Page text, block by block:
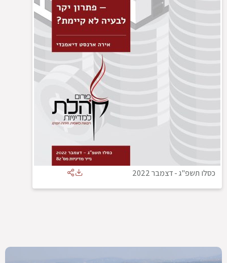
כסלו תשפ"ג-דצמבר 2022